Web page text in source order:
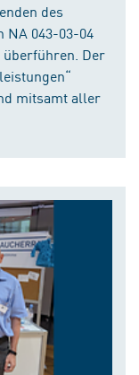
des
NA 043-03-04
überführen. Der
mitsamt aller